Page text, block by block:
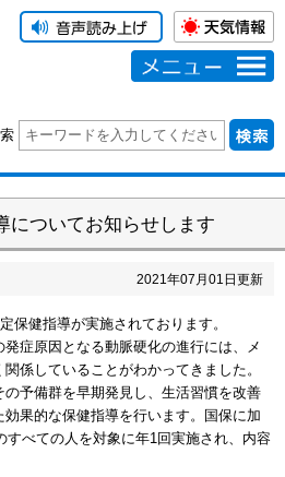
メニュー
についてお知らせします
2021年07 月 01 日更新
保健指導が実施されております。
症原因となる動脈硬化の進行には、メ
係していることがわかってきました。
予備群を早期発見し、生活習慣を改善
果的な保健指導を行います。国保に加
すべての人を対象に年1回実施され、内容